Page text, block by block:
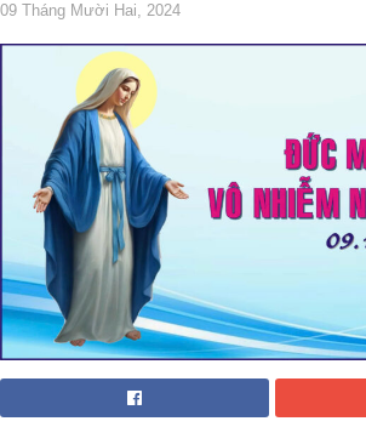
09 Tháng Mười Hai, 2024